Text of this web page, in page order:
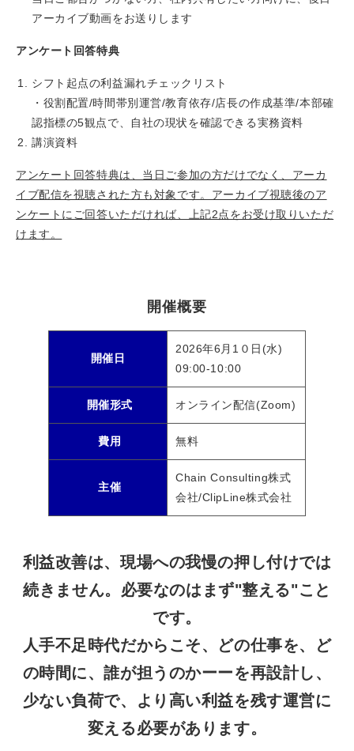
アーカイブ動画をお送りします
アンケート回答特典
シフト起点の利益漏れチェックリスト
・役割配置/時間帯別運営/教育依存/店長の作成基準/本部確
認指標の5観点で、自社の現状を確認できる実務資料
講演資料
アンケート回答特典は、当日ご参加の方だけでなく、アーカ
イブ配信を視聴された方も対象です。アーカイブ視聴後のア
ンケートにご回答いただければ、上記2点をお受け取りいただ
けます。
開催概要
開催日
2026年6月1０日(水)
09:00-10:00
開催形式 オンライン配信(Zoom)
費用 無料
主催
Chain Consulting株式
会社/ClipLine株式会社
利益改善は、現場への我慢の押し付けでは
続きません。必要なのはまず"整える"こと
です。
人手不足時代だからこそ、どの仕事を、ど
の時間に、誰が担うのかーーを再設計し、
少ない負荷で、より高い利益を残す運営に
変える必要があります。